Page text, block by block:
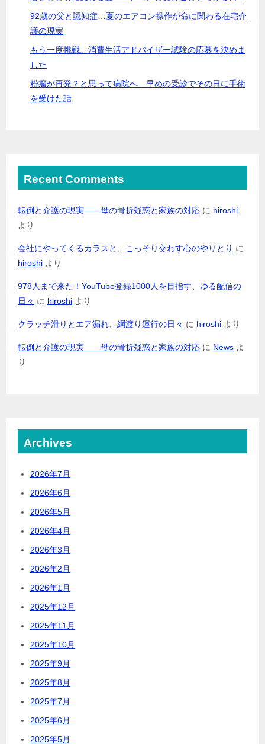
92歳の父と認知症…夏のエアコン操作が命に関わる在宅介
護の現実
もう一度挑戦。消費生活アドバイザー試験の応募を決めま
した
粉瘤が再発？と思って病院へ 早めの受診でその日に手術
を受けた話
Recent Comments
転倒と介護の現実――母の骨折疑惑と家族の対応 に hiroshi
より
会社にやってくるカラスと、こっそり交わす心のやりとり に
hiroshi より
978人まで来た！YouTube登録1000人を目指す、ゆる配信の
日々 に hiroshi より
クラッチ滑りとエア漏れ、綱渡り運行の日々 に hiroshi より
転倒と介護の現実――母の骨折疑惑と家族の対応 に News よ
り
Archives
2026年7月
2026年6月
2026年5月
2026年4月
2026年3月
2026年2月
2026年1月
2025年12月
2025年11月
2025年10月
2025年9月
2025年8月
2025年7月
2025年6月
2025年5月